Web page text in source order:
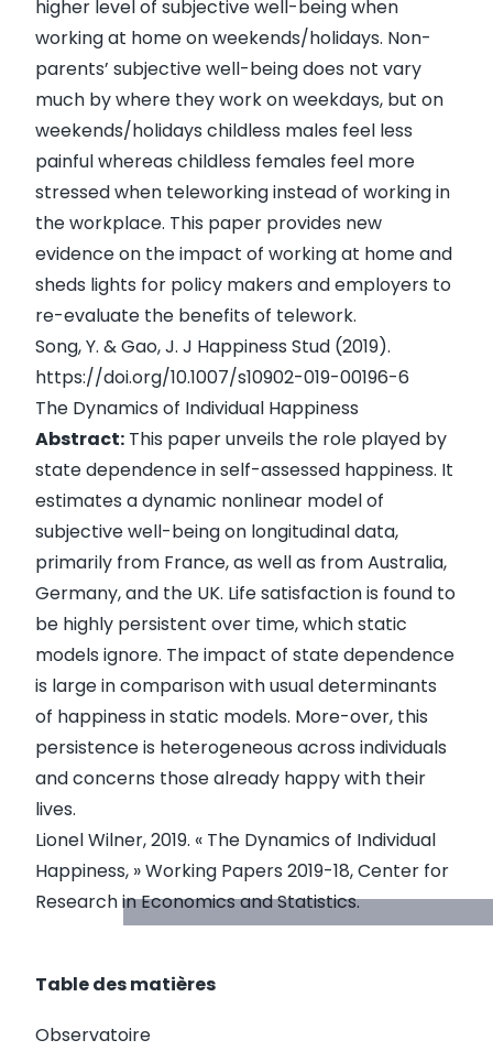
higher level of subjective well-being when
working at home on weekends/holidays. Non-
parents’ subjective well-being does not vary
much by where they work on weekdays, but on
weekends/holidays childless males feel less
painful whereas childless females feel more
stressed when teleworking instead of working in
the workplace. This paper provides new
evidence on the impact of working at home and
sheds lights for policy makers and employers to
re-evaluate the benefits of telework.
Song, Y. & Gao, J. J Happiness Stud (2019).
https://doi.org/10.1007/s10902-019-00196-6
The Dynamics of Individual Happiness
Abstract: This paper unveils the role played by
state dependence in self-assessed happiness. It
estimates a dynamic nonlinear model of
subjective well-being on longitudinal data,
primarily from France, as well as from Australia,
Germany, and the UK. Life satisfaction is found to
be highly persistent over time, which static
models ignore. The impact of state dependence
is large in comparison with usual determinants
of happiness in static models. More-over, this
persistence is heterogeneous across individuals
and concerns those already happy with their
lives.
Lionel Wilner, 2019. « The Dynamics of Individual
Happiness, »Working Papers 2019-18, Center for
Research in Economics and Statistics.
Table des matières
Observatoire